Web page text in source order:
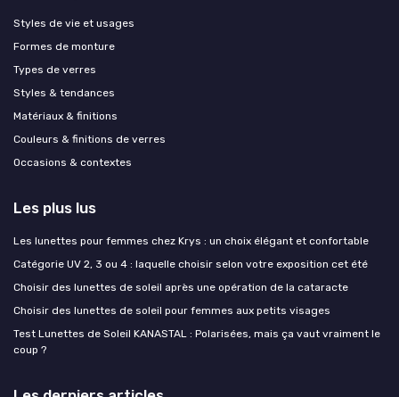
Styles de vie et usages
Formes de monture
Types de verres
Styles & tendances
Matériaux & finitions
Couleurs & finitions de verres
Occasions & contextes
Les plus lus
Les lunettes pour femmes chez Krys : un choix élégant et confortable
Catégorie UV 2, 3 ou 4 : laquelle choisir selon votre exposition cet été
Choisir des lunettes de soleil après une opération de la cataracte
Choisir des lunettes de soleil pour femmes aux petits visages
Test Lunettes de Soleil KANASTAL : Polarisées, mais ça vaut vraiment le
coup ?